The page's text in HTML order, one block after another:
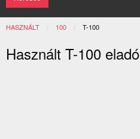
HASZNÁLT 100 JELENLEGI:
T-100
Használt T-100 eladó